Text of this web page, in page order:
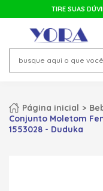
TIRE SUAS
Página inicial
Conjunto Moletom
1553028 - Duduka